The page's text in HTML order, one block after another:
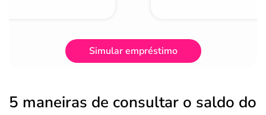
Simular empréstimo
5 maneiras de consultar o saldo do